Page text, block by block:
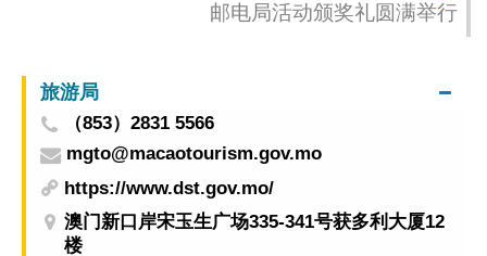
邮电局活动颁奖礼圆满举行
旅游局
（853）2831 5566
mgto@macaotourism.gov.mo
https://www.dst.gov.mo/
澳门新口岸宋玉生广场335-341号获多利大厦12
楼